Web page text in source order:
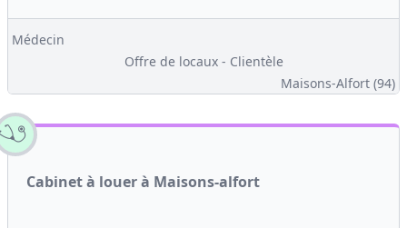
Médecin
Offre de locaux - Clientèle
Maisons-Alfort (94)
Cabinet à louer à Maisons-alfort